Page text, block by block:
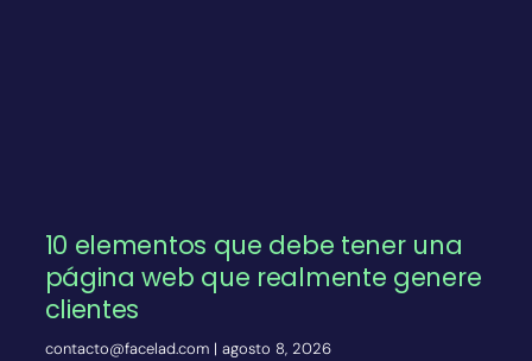
10 elementos que debe tener una
página web que realmente genere
clientes
contacto@facelad.com agosto 8, 2026